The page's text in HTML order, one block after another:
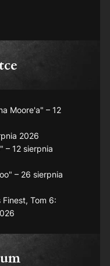
Moore'a" – 12
2026
– 12 sierpnia
– 26 sierpnia
Finest, Tom 6: